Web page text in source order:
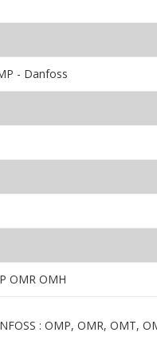
- Danfoss
OMR OMH
: OMP, OMR, OMT,